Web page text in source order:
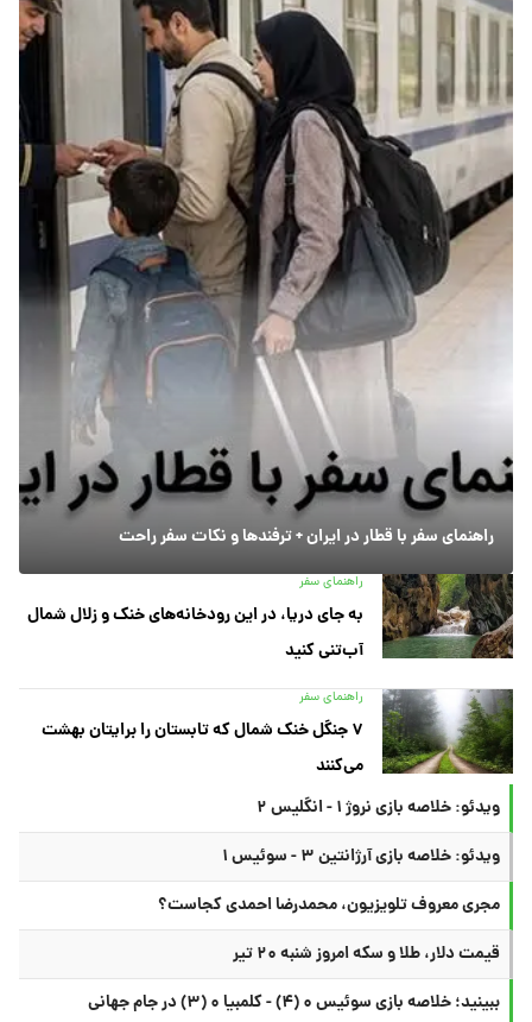
راهنمای سفر با قطار در ایران + ترفندها و نکات سفر راحت
راهنمای سفر
به جای دریا، در این رودخانه‌های خنک و زلال شمال
آب‌تنی کنید
راهنمای سفر
۷ جنگل خنک شمال که تابستان را برایتان بهشت
می‌کنند
ویدئو: خلاصه بازی نروژ ۱ - انگلیس ۲
ویدئو: خلاصه بازی آرژانتین ۳ - سوئیس ۱
مجری معروف تلویزیون، محمدرضا احمدی کجاست؟
قیمت دلار، طلا و سکه امروز شنبه ۲۰ تیر
ببینید؛ خلاصه بازی سوئیس ۰ (۴) - کلمبیا ۰ (۳) در جام جهانی